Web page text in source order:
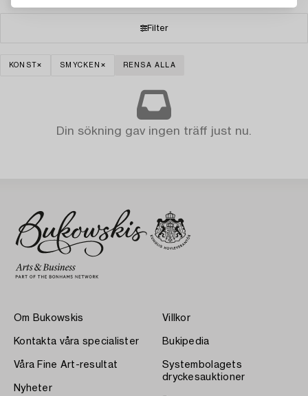
Filter
KONST SMYCKEN RENSA ALLA
Din sökning gav ingen träff just nu.
Om Bukowskis
Kontakta våra specialister
Våra Fine Art-resultat
Nyheter
Villkor
Bukipedia
Systembolagets
dryckesauktioner